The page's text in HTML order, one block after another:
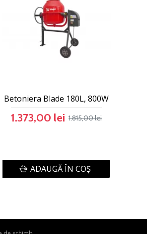
Betoniera Blade 180L, 800W
1.373,00 lei 1.815,00 lei
ADAUGĂ ÎN COŞ